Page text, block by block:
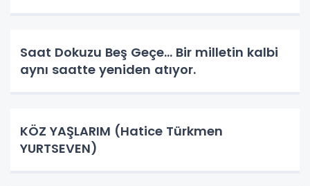
Saat Dokuzu Beş Geçe… Bir milletin kalbi
aynı saatte yeniden atıyor.
KÖZ YAŞLARIM (Hatice Türkmen
YURTSEVEN)